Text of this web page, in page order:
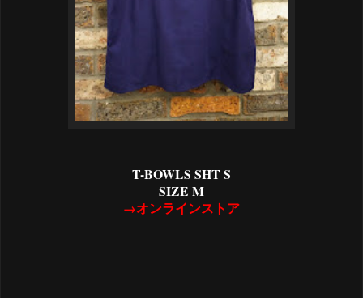
T-BOWLS SHT S
SIZE M
→オンラインストア